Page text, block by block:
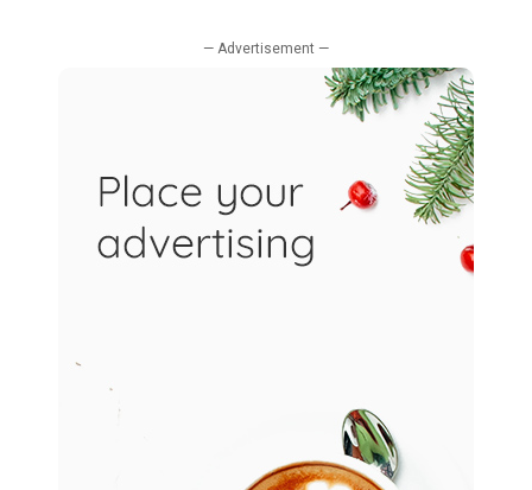
— Advertisement —